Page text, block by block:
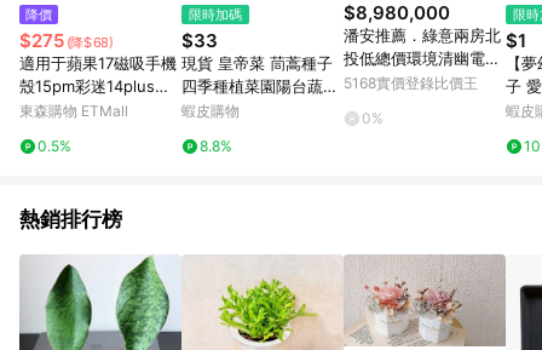
降價
$275 (降$68)
適用于蘋果17磁吸手機
殼15pm彩迷14plus雙
層p硅膠iphone16pro
摔高級耐用磨軍事風m
東森購物 ETMall
0.5%
限時加碼
$33
現貨 皇帝菜 茼蒿種子
四季種植菜園陽台蔬菜
小葉虎耳茼蒿 光杆茼蒿
成 鮮嫩火鍋蔬 葉菜類
蝦皮購物
8.8%
$8,980,000
潘安推薦．綠意兩房北
投低總價環境清幽電梯
美宅｜台北市北投區溫
5168實價登錄比價王
0%
限
$1
【
子
葉+
台花
蝦皮
熱銷排行榜